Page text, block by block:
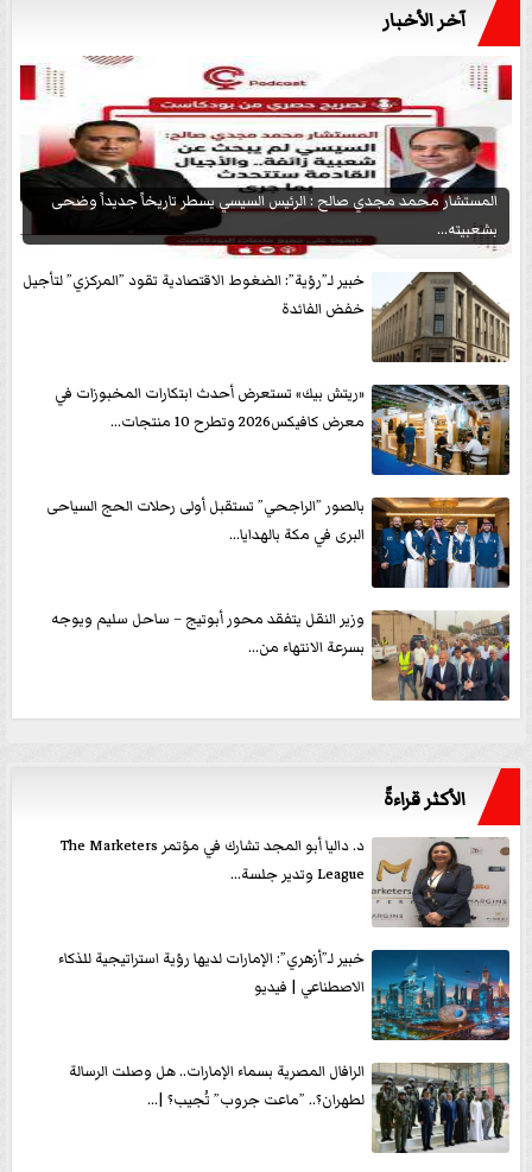
آخر الأخبار
المستشار محمد مجدي صالح : الرئيس السيسي يسطر تاريخاً جديداً وضحى
بشعبيته...
خبير لـ”رؤية”: الضغوط الاقتصادية تقود ”المركزي” لتأجيل
خفض الفائدة
«ريتش بيك» تستعرض أحدث ابتكارات المخبوزات في
معرض كافيكس2026 وتطرح 10 منتجات...
بالصور ”الراجحي” تستقبل أولى رحلات الحج السياحى
البرى في مكة بالهدايا...
وزير النقل يتفقد محور أبوتيج – ساحل سليم ويوجه
بسرعة الانتهاء من...
الأكثر قراءةً
د. داليا أبو المجد تشارك في مؤتمر The Marketers
League وتدير جلسة...
خبير لـ”أزهري”: الإمارات لديها رؤية استراتيجية للذكاء
الاصطناعي | فيديو
الرافال المصرية بسماء الإمارات.. هل وصلت الرسالة
لطهران؟.. ”ماعت جروب” تُجيب؟ |...